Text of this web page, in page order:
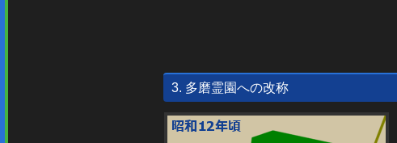
3. 多磨霊園への改称